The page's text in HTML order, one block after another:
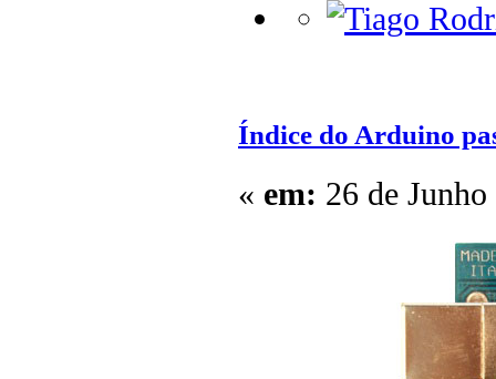
Índice do Arduino
« em: 26 de